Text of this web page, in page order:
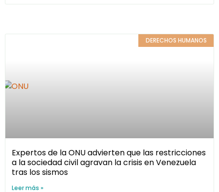
DERECHOS HUMANOS
Expertos de la ONU advierten que las restricciones
a la sociedad civil agravan la crisis en Venezuela
tras los sismos
Leer más »